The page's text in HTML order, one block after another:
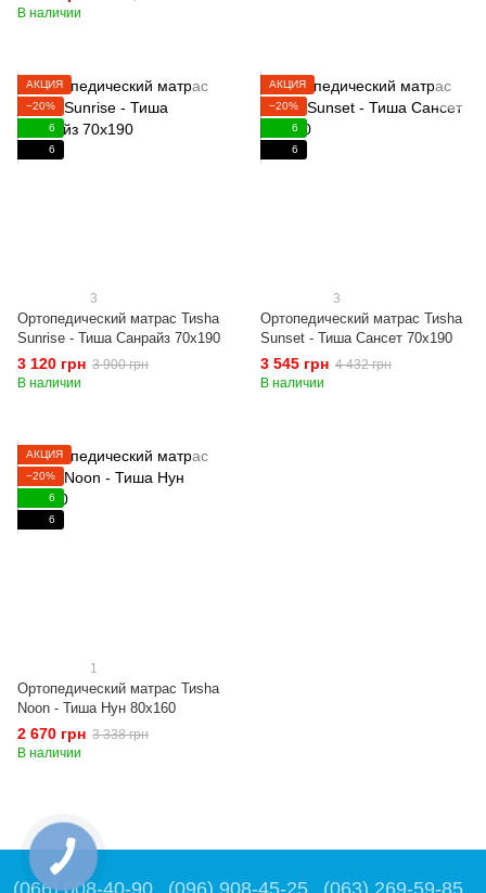
В наличии
АКЦИЯ
−20%
6
6
3
Ортопедический матрас Тиshа
Sunrise - Тиша Санрайз 70x190
3 120 грн 3 900 грн
В наличии
АКЦИЯ
−20%
6
6
3
Ортопедический матрас Тиshа
Sunset - Тиша Сансет 70x190
3 545 грн 4 432 грн
В наличии
АКЦИЯ
−20%
6
6
1
Ортопедический матрас Тиshа
Noon - Тиша Нун 80x160
2 670 грн 3 338 грн
В наличии
(066) 008-40-90 (096) 908-45-25 (063) 269-59-85